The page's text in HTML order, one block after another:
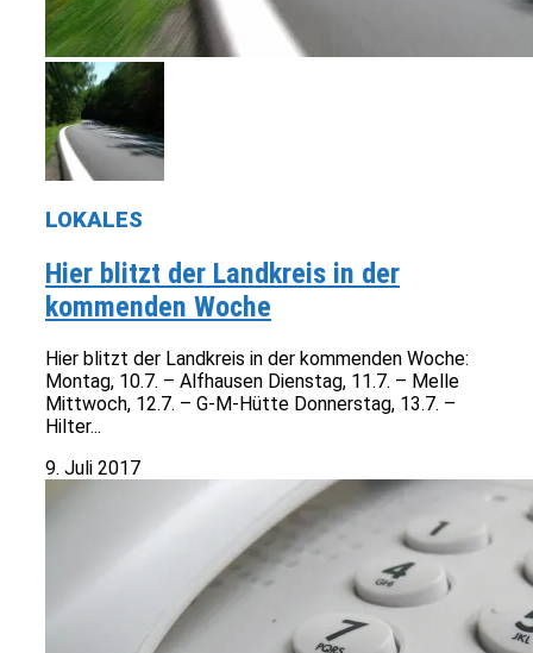
LOKALES
Hier blitzt der Landkreis in der
kommenden Woche
Hier blitzt der Landkreis in der kommenden Woche:
Montag, 10.7. – Alfhausen Dienstag, 11.7. – Melle
Mittwoch, 12.7. – G-M-Hütte Donnerstag, 13.7. –
Hilter...
9. Juli 2017